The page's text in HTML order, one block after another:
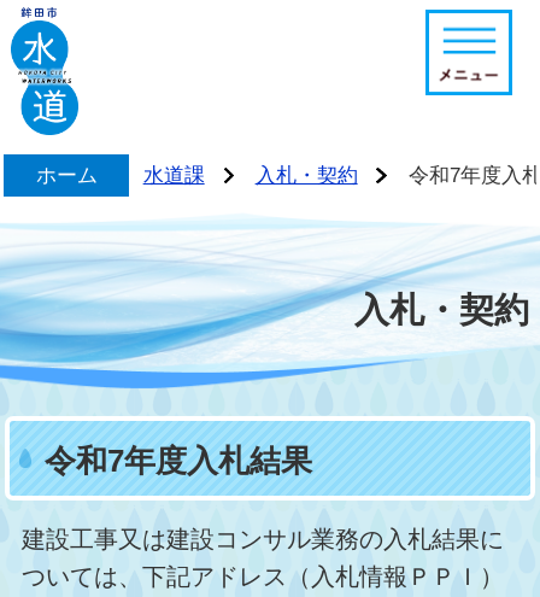
鉾田市水道課ホームページ
ホーム
水道課
>
入札・契約
>
令和7年度入
入札・契約
令和7年度入札結果
建設工事又は建設コンサル業務の入札結果に
ついては、下記アドレス（入札情報ＰＰＩ）